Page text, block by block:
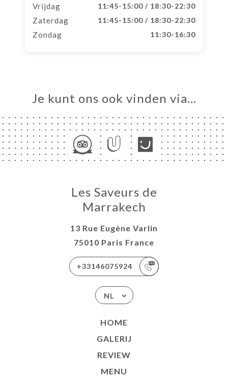
Vrijdag 11:45-15:00 / 18:30-22:30
Zaterdag 11:45-15:00 / 18:30-22:30
Zondag 11:30-16:30
Je kunt ons ook vinden via…
Les Saveurs de
Marrakech
13 Rue Eugène Varlin
75010 Paris France
+33146075924
NL
HOME
GALERIJ
REVIEW
MENU